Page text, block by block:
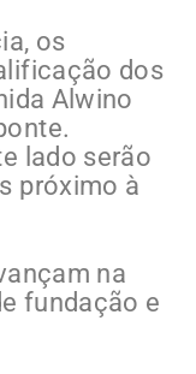
os
dos
Alwino
lado serão
próximo à
na
fundação e